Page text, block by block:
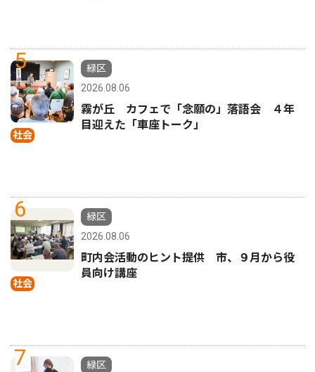
5
社会
緑区
2026.08.06
霧が丘 カフェで「念願の」落語会 ４年
目迎えた「車座トーク」
6
社会
緑区
2026.08.06
町内会活動のヒント提供 市、９月から役
員向け講座
7
緑区